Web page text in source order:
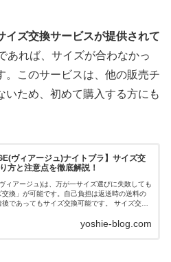
イズ交換サービスが提供されて
あれば、サイズが合わなかっ
。このサービスは、他の販売チ
いため、初めて購入する方にも
ヴィアージュ)ナイトブラ】サイズ交
方と注意点を徹底解説！
ィアージュ)は、万が一サイズ選びに失敗しても
交換」が可能です。自己負担は返送時の送料の
後であってもサイズ交換可能です。 サイズ交換
yoshie-blog.com